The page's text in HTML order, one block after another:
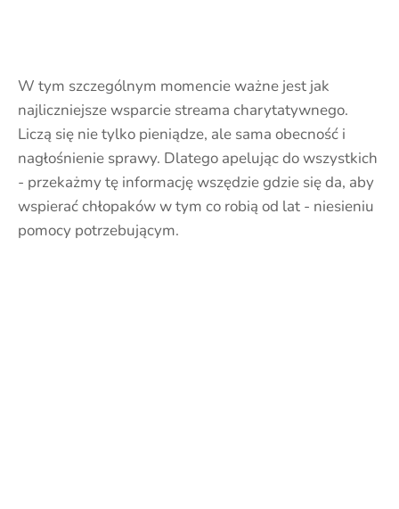
W tym szczególnym momencie ważne jest jak
najliczniejsze wsparcie streama charytatywnego.
Liczą się nie tylko pieniądze, ale sama obecność i
nagłośnienie sprawy. Dlatego apelując do wszystkich
- przekażmy tę informację wszędzie gdzie się da, aby
wspierać chłopaków w tym co robią od lat - niesieniu
pomocy potrzebującym.